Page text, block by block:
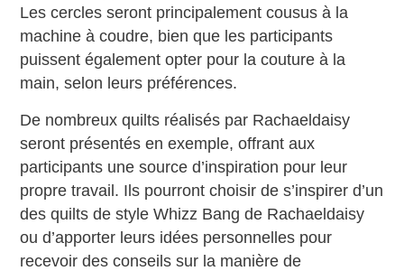
Les cercles seront principalement cousus à la
machine à coudre, bien que les participants
puissent également opter pour la couture à la
main, selon leurs préférences.
De nombreux quilts réalisés par Rachaeldaisy
seront présentés en exemple, offrant aux
participants une source d’inspiration pour leur
propre travail. Ils pourront choisir de s’inspirer d’un
des quilts de style Whizz Bang de Rachaeldaisy
ou d’apporter leurs idées personnelles pour
recevoir des conseils sur la manière de